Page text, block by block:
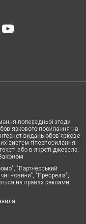
попередньої згоди
посилання на
видань обов'язкове
систем гіперпосилання
або в якості джерела.
"Партнерський
новини", "Пресреліз",
на правах реклами.